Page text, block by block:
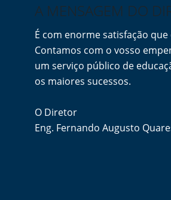
A MENSAGEM DO
É com enorme satisfação
Contamos com o vosso
um serviço público de
os maiores sucessos.
O Diretor
Eng. Fernando Augusto